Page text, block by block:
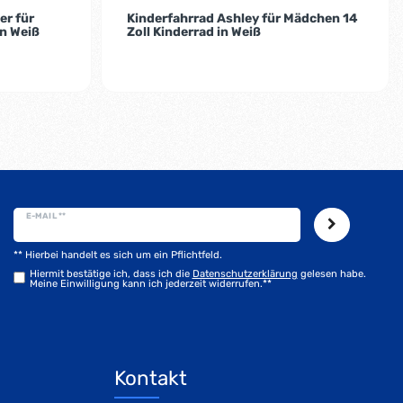
für
Weiß
Kinderfahrrad Ashley für Mädchen 14
Zoll Kinderrad in Weiß
E-MAIL **
Hiermit bestätige ich, dass ich die Daten­schutz­erklärung gelesen habe.
Meine Einwilligung kann ich jederzeit widerrufen.**
** Hierbei handelt es sich um ein Pflichtfeld.
Kontakt